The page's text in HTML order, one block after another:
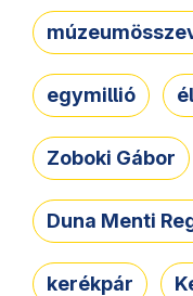
egymillió
Zoboki Gábor
Duna Menti
kerékpár